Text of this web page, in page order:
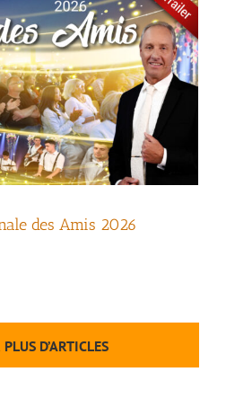
des Amis 2026
D’ARTICLES